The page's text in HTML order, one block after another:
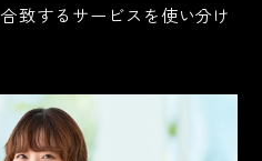
致するサービスを使い分け